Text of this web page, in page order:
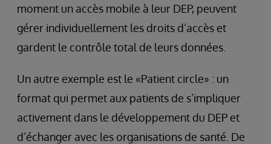
moment un accès mobile à leur DEP, peuvent
gérer individuellement les droits d’accès et
gardent le contrôle total de leurs données.
Un autre exemple est le «Patient circle» : un
format qui permet aux patients de s’impliquer
activement dans le développement du DEP et
d’échanger avec les organisations de santé. De